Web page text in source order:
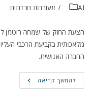
קטגוריה:
AI
/ מעורבות חברתית
הצעת החוק של שמחה רוטמן
מלאכותית בקביעת הרכבי
החברה האנושית.
להמשך קריאה אין
בינה